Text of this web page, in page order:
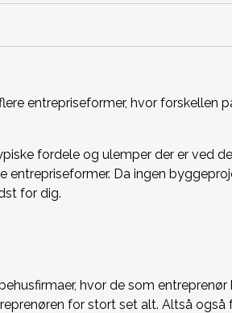
entrepriseformer, hvor forskellen
fordele og ulemper der er ved
entrepriseformer. Da ingen
for dig.
hvor de som entreprenør
for stort set alt. Altså også